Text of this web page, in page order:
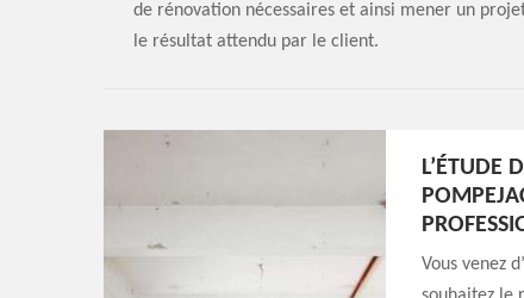
de rénovation nécessaires et ainsi mener un
le résultat attendu par le client.
L’ÉTUDE
Vous venez